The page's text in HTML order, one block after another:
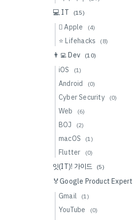
💻 IT (15)
 Apple (4)
⭐️ Lifehacks (8)
👨‍💻 Dev (10)
iOS (1)
Android (0)
Cyber Security (0)
Web (6)
BOJ (2)
macOS (1)
Flutter (0)
잇(IT)! 가이드 (5)
🏅Google Product Expert
Gmail (1)
YouTube (0)